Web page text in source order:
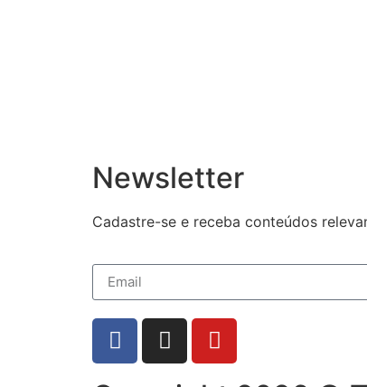
Newsletter
Cadastre-se e receba conteúdos